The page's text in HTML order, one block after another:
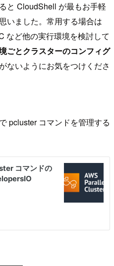
と CloudShell が最もお手軽
いました。常用する場合は
など他の実行環境を検討して
ごとクラスターのコンフィグ
ないようにお気をつけくださ
pcluster コマンドを管理する